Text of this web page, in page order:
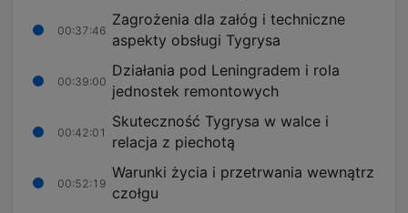
00:37:46
Zagrożenia dla załóg i techniczne
aspekty obsługi Tygrysa
00:39:00
Działania pod Leningradem i rola
jednostek remontowych
00:42:01
Skuteczność Tygrysa w walce i
relacja z piechotą
00:52:19
Warunki życia i przetrwania wewnątrz
czołgu